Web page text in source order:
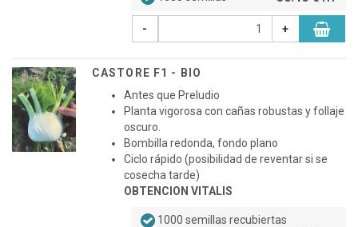
- +
CASTORE F1 - BIO
Antes que Preludio
Planta vigorosa con cañas robustas y follaje
oscuro.
Bombilla redonda, fondo plano
Ciclo rápido (posibilidad de reventar si se
cosecha tarde)
OBTENCION VITALIS
1000 semillas recubiertas